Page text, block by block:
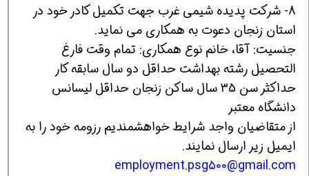
8- شرکت پدیده شیمی غرب جهت تکمیل کادر خود در
استان زنجان دعوت به همکاری می نماید.
جنسیت: آقا، خانم نوع همکاری: تمام وقت فارغ
التحصیل رشته بهداشت حداقل دو سال سابقه کار
حداکثر سن 35 سال ساکن زنجان حداقل لیسانس
دانشگاه معتبر
از متقاضیان واجد شرایط خواهشمندیم رزومه خود را به
ایمیل زیر ارسال نمایند.
employment.psg500@gmail.com